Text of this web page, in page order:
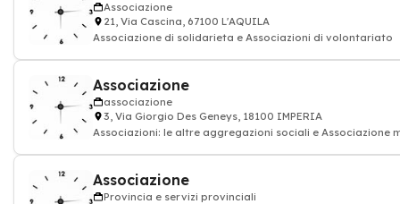
Associazione
21, Via Cascina, 67100 L'AQUILA
Associazione di solidarieta e Associazioni di volontariato
Associazione
associazione
3, Via Giorgio Des Geneys, 18100 IMPERIA
Associazioni: le altre aggregazioni sociali e Associazione
Associazione
Provincia e servizi provinciali